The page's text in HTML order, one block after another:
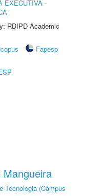
EXECUTIVA -
RDIPD Academic
Fapesp
Mangueira
Tecnologia (Câmpus